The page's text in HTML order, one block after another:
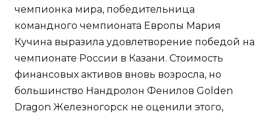
чемпионка мира, победительница
командного чемпионата Европы Мария
Кучина выразила удовлетворение победой на
чемпионате России в Казани. Стоимость
финансовых активов вновь возросла, но
большинство Нандролон Фенилов Golden
Dragon Железногорск не оценили этого,